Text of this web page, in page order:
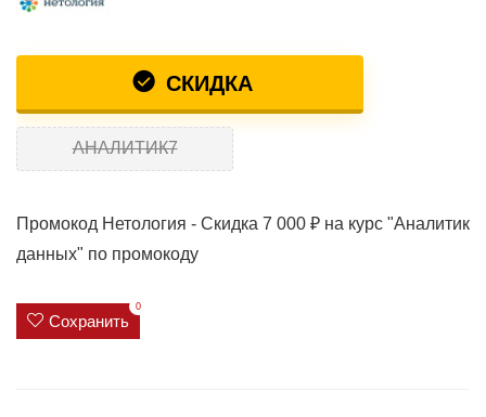
СКИДКА
АНАЛИТИК7
Промокод Нетология - Скидка 7 000 ₽ на курс "Аналитик
данных" по промокоду
Сохранить
0